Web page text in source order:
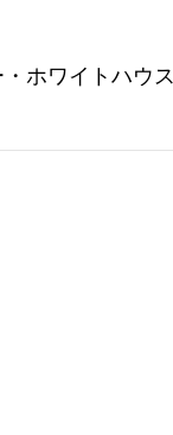
ホワイトハウ